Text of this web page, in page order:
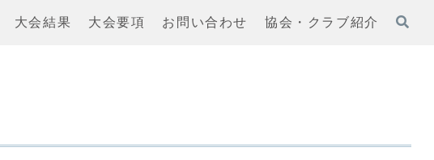
大会結果 大会要項 お問い合わせ 協会・クラブ紹介